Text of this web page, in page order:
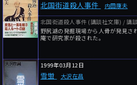
北国街道殺人事件 内田康夫
北国街道殺人事件 (講談社文庫) / 講
野尻湖の発掘現場から人骨が発見さ
庵で研究家が殺された。
1999年03月12日
雪蛍 大沢在昌